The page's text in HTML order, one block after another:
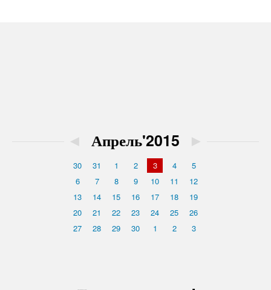
◄ Апрель'2015 ►
30 31 1 2 3 4
5
6
7 8 9 10 11
12
13
14 15 16 17 18
19
20
21 22 23 24 25
26
27
28 29 30 1 2 3